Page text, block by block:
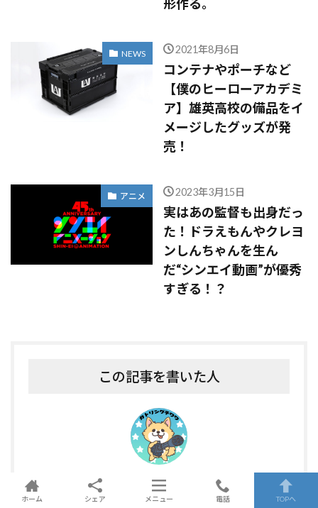
形作る。
NEWS 2021年8月6日
コンテナやポーチなど
【僕のヒーローアカデミ
ア】雄英高校の備品をイ
メージしたグッズが発
売！
アニメ 2023年3月15日
実はあの監督も出身だっ
た！ドラえもんやクレヨ
ンしんちゃんを生ん
だ“シンエイ動画”が優秀
すぎる！？
この記事を書いた人
ガトリングチワワ
ホーム シェア メニュー 電話 TOPへ